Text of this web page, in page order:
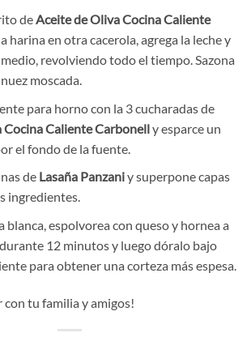
deAceite de Oliva Cocina Caliente
harina en otra cacerola, agrega la leche y
revolviendo todo el tiempo. Sazona
moscada.
para horno con la 3 cucharadas de
Cocina Caliente Carbonelly esparce un
el fondo de la fuente.
de Lasaña Panzaniy superpone capas
ingredientes.
blanca, espolvorea con queso y hornea a
12 minutos y luego dóralo bajo
para obtener una corteza más espesa.
con tu familia y amigos!